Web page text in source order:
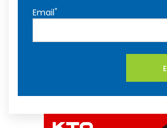
Email*